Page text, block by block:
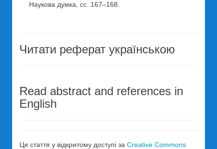
Наукова думка, сс. 167–168.
Читати реферат українською
Read abstract and references in
English
Ця стаття у відкритому доступі за Creative Commons